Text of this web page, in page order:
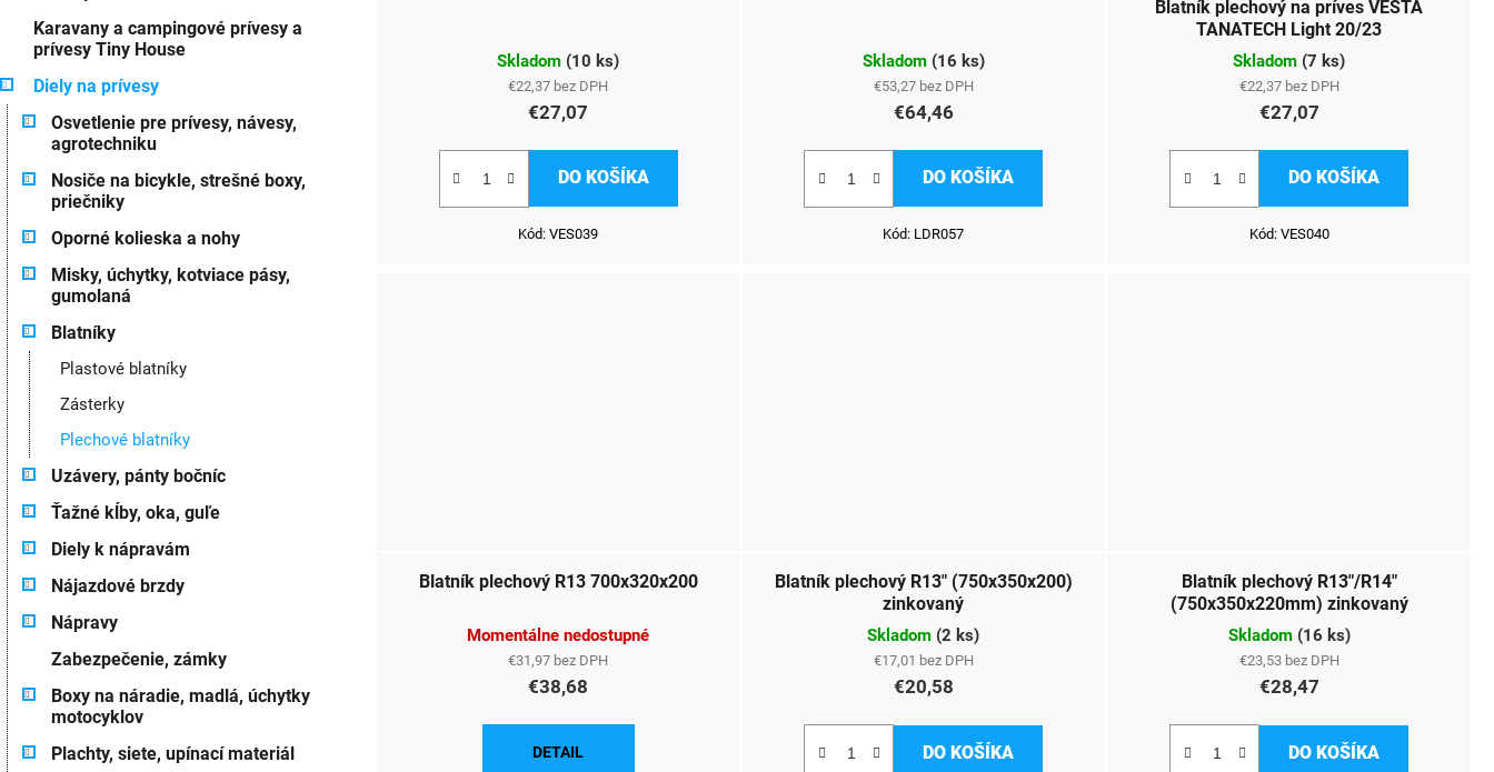
g
ó
e
Karavany a campingové prívesy a
prívesy Tiny House
Diely na prívesy
Osvetlenie pre prívesy, návesy,
agrotechniku
Nosiče na bicykle, strešné boxy,
priečniky
Oporné kolieska a nohy
Misky, úchytky, kotviace pásy,
gumolaná
Blatníky
Plastové blatníky
Zásterky
Plechové blatníky
Uzávery, pánty bočníc
Ťažné kĺby, oka, guľe
Diely k nápravám
Nájazdové brzdy
Nápravy
Zabezpečenie, zámky
Boxy na náradie, madlá, úchytky
motocyklov
Plachty, siete, upínací materiál
Skladom (10 ks)
€22,37 bez DPH
€27,07
DO KOŠÍKA
Kód:VES039
Skladom (16 ks)
€53,27 bez DPH
€64,46
DO KOŠÍKA
Kód: LDR057
Blatník plechový na príves VESTA
TANATECH Light 20/23
Skladom (7 ks)
€22,37 bez DPH
€27,07
DO KOŠÍKA
Kód: VES040
Blatník plechový R13 700x320x200
Momentálne nedostupné
€31,97 bez DPH
€38,68
DETAIL
Blatník plechový R13" (750x350x200)
zinkovaný
Skladom (2 ks)
€17,01 bez DPH
€20,58
DO KOŠÍKA
Blatník plechový R13"/R14"
(750x350x220mm) zinkovaný
Skladom (16 ks)
€23,53 bez DPH
€28,47
DO KOŠÍKA